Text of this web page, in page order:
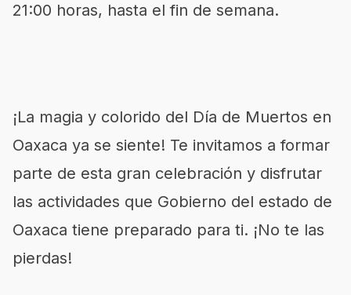
21:00 horas, hasta el fin de semana.
¡La magia y colorido del Día de Muertos en
Oaxaca ya se siente! Te invitamos a formar
parte de esta gran celebración y disfrutar
las actividades que Gobierno del estado de
Oaxaca tiene preparado para ti. ¡No te las
pierdas!